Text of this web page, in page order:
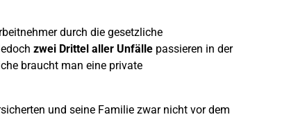
durch die gesetzliche
zwei Drittel aller Unfällepassieren in der
braucht man eine private
und seine Familie zwar nicht vor dem